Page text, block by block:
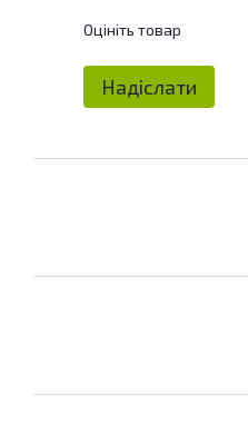
Оцініть товар
Надіслати